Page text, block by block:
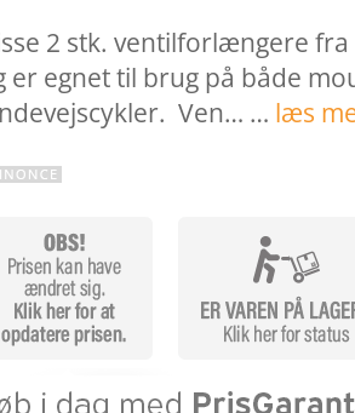
2 stk. ventilforlængere fra
er egnet til brug på både
Ven… … læs